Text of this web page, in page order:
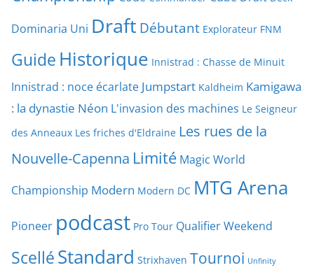
Dominaria Uni Draft Débutant Explorateur FNM
Guide Historique Innistrad : Chasse de Minuit
Innistrad : noce écarlate Jumpstart Kaldheim Kamigawa
: la dynastie Néon L'invasion des machines Le Seigneur
des Anneaux Les friches d'Eldraine Les rues de la
Nouvelle-Capenna Limité Magic World
Championship Modern Modern DC MTG Arena
Pioneer podcast Pro Tour Qualifier Weekend
ScelléStandard Strixhaven Tournoi Unfinity